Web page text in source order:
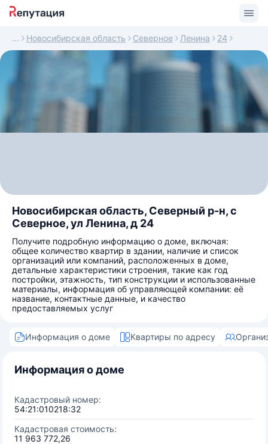
Новосибирская область Северное Ленина 24
Новосибирская область, Северный р-н, с
Северное, ул Ленина, д 24
Получите подробную информацию о доме, включая:
общее количество квартир в здании, наличие и список
организаций или компаний, расположенных в доме,
детальные характеристики строения, такие как год
постройки, этажность, тип конструкции и использованные
материалы, информация об управляющей компании: её
название, контактные данные, и качество
предоставляемых услуг
Информация о доме Квартиры по адресу
Информация о доме
Кадастровый номер:
54:21:010218:32
Кадастровая стоимость:
11 963 772,26